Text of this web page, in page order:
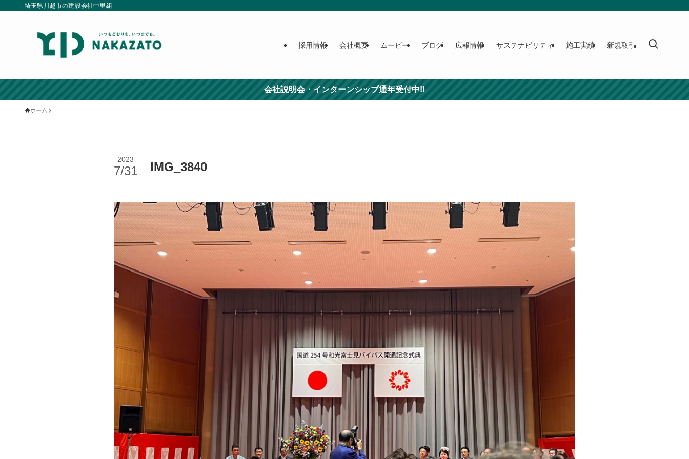
埼玉県川越市の建設会社中里組
採用情報 会社概要 ムービー ブログ 広報情報 サステナビリティ 施工実績 新規取引
会社説明会・インターンシップ通年受付中‼
ホーム
IMG_3840
2023
7/31